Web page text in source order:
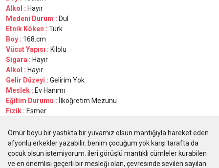
Alkol : Hayır
Medeni Durum : Dul
Etnik Köken : Türk
Boy : 168.cm
Vücut Yapısı : Kilolu
Sigara : Hayır
Alkol : Hayır
Gelir Düzeyi : Gelirim Yok
Meslek : Ev Hanımı
Eğitim Durumu : İlköğretim Mezunu
Fizik : Esmer
Ömür boyu bir yastıkta bir yuvamız olsun mantığıyla hareket eden
afyonlu erkekler yazabilir. benim çocuğum yok karşı tarafta da
çocuk olsun istemiyorum. ileri görüşlü mantıklı cümleler kurabilen
ve en önemlisi geçerli bir mesleği olan, çevresinde sevilen sayılan